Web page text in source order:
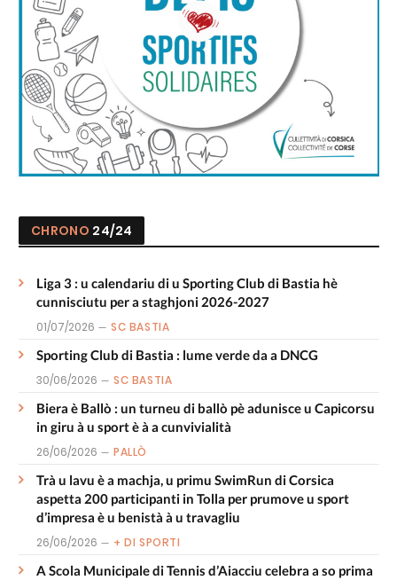
CHRONO 24/24
Liga 3 : u calendariu di u Sporting Club di Bastia hè
cunnisciutu per a staghjoni 2026-2027
01/07/2026 SC BASTIA
Sporting Club di Bastia : lume verde da a DNCG
30/06/2026 SC BASTIA
Biera è Ballò : un turneu di ballò pè adunisce u Capicorsu
in giru à u sport è à a cunvivialità
26/06/2026 PALLÒ
Trà u lavu è a machja, u primu SwimRun di Corsica
aspetta 200 participanti in Tolla per prumove u sport
d’impresa è u benistà à u travagliu
26/06/2026 + DI SPORTI
A Scola Municipale di Tennis d’Aiacciu celebra a so prima